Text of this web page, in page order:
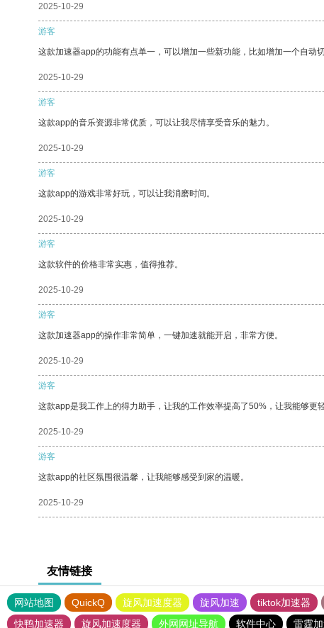
2025-10-29
游客
这款加速器app的功能有点单一，可以增加一些新功能，比如增加一个自动切
2025-10-29
游客
这款app的音乐资源非常优质，可以让我尽情享受音乐的魅力。
2025-10-29
游客
这款app的游戏非常好玩，可以让我消磨时间。
2025-10-29
游客
这款软件的价格非常实惠，值得推荐。
2025-10-29
游客
这款加速器app的操作非常简单，一键加速就能开启，非常方便。
2025-10-29
游客
这款app是我工作上的得力助手，让我的工作效率提高了50%，让我能够更
2025-10-29
游客
这款app的社区氛围很温馨，让我能够感受到家的温暖。
2025-10-29
友情链接
网站地图 QuickQ 旋风加速度器 旋风加速 tiktok加速器
快鸭加速器
旋风加速度器 外网网址导航 软件中心 雷霆